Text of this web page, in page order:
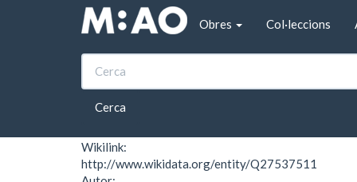
Vés al contingut
Obres
Col·leccions
Cerca
Inici Sessió solemne en honor de la reina Maria
Sessió solemne en
Wikilink:
http://www.wikidata.org/entity/Q27537511